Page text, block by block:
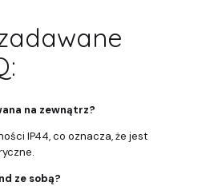
na zewnątrz?
IP44, co oznacza, że jest
ze sobą?